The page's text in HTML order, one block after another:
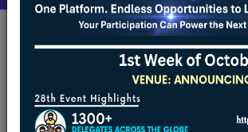
रिपोर्ट एवं प्रकाशन
ऑटो ईंधन दृष्टि और नीति - 2025
मुख्य नेविगेशन
ऑटो ईंधन दृष्टि और नीति - 2025